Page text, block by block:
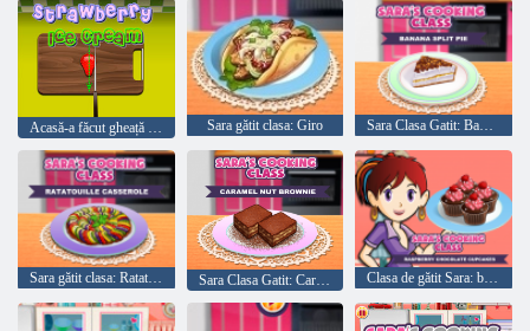
Acasă-a făcut gheață crema de capsuni Sara gătit clasa: Giro Sara Clasa Gatit: Banana Cake
Sara gătit clasa: Ratatouille Sara Clasa Gatit: Caramel Nut Clasa de gătit Sara: brioșe cu ciocolată zmeură